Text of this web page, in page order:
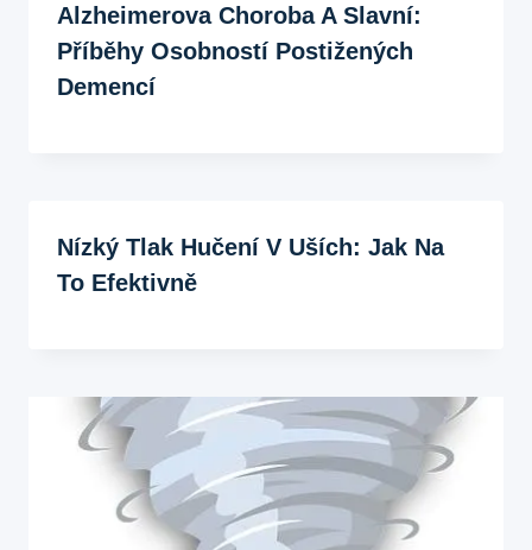
Alzheimerova Choroba A Slavní:
Příběhy Osobností Postižených
Demencí
Nízký Tlak Hučení V Uších: Jak Na
To Efektivně